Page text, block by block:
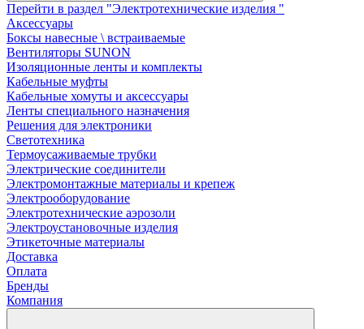
Перейти в раздел "Электротехнические изделия "
Аксессуары
Боксы навесные \ встраиваемые
Вентиляторы SUNON
Изоляционные ленты и комплекты
Кабельные муфты
Кабельные хомуты и аксессуары
Ленты специального назначения
Решения для электроники
Светотехника
Термоусаживаемые трубки
Электрические соединители
Электромонтажные материалы и крепеж
Электрооборудование
Электротехнические аэрозоли
Электроустановочные изделия
Этикеточные материалы
Доставка
Оплата
Бренды
Компания